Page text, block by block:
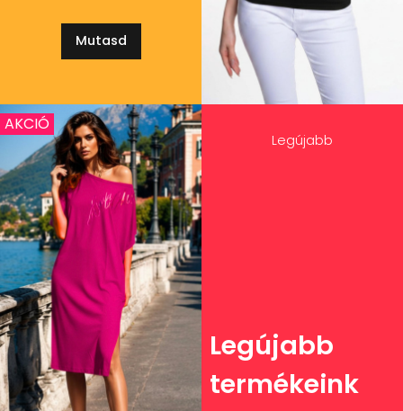
Mutasd
Legújabb
Legújabb
termékeink
AKCIÓ